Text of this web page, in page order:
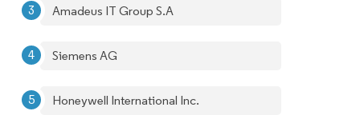
Amadeus IT Group S.A
Siemens AG
Honeywell International Inc.